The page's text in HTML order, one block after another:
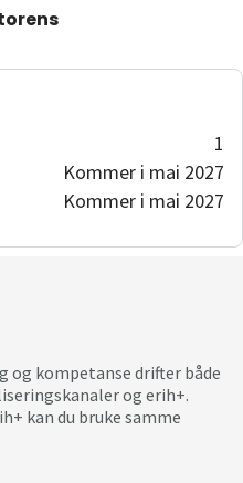
1
Kommer i mai 2027
Kommer i mai 2027
kompetanse drifter både
og erih+.
kan du bruke samme